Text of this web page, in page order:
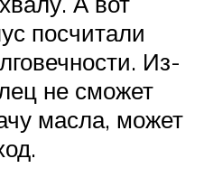
посчитали
Из-
не сможет
масла, может